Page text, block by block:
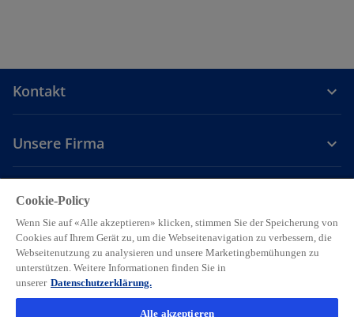
e
Kontakt
Unsere Firma
Karriere
w
i
r
d
i
w
i
r
i
w
i
r
i
w
i
i
w
i
i
LegalPrivacyAccessibilityHilfeCookie Einstellungen
© 2026 KPMG AG, eine Schweizer Aktiengesellschaft, ist eine
Gruppengesellschaft der KPMG Holding LLP, die Mitglied der globalen
Cookie-Policy
Wenn Sie auf «Alle akzeptieren» klicken, stimmen Sie der Speicherung von
Cookies auf Ihrem Gerät zu, um die Webseitenavigation zu verbessern, die
Webseitenutzung zu analysieren und unsere Marketingbemühungen zu
unterstützen. Weitere Informationen finden Sie in
unserer Datenschutzerklärung.
Alle akzeptieren